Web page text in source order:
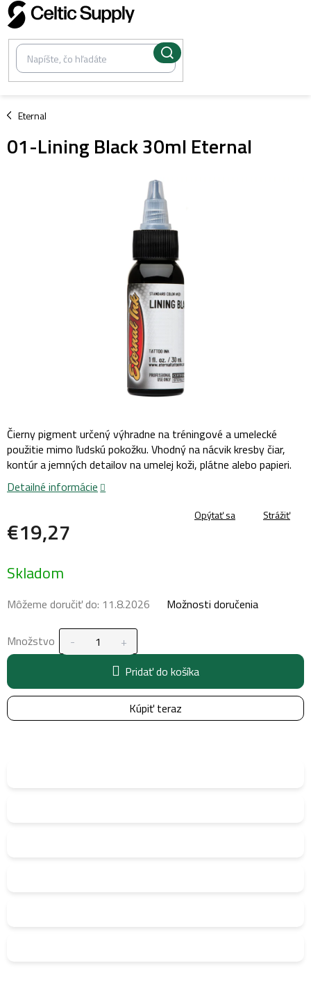
Prejsť
na
obsah
Eternal
/
01-Lining Black 30ml Eternal
€19,27
cena:
Skladom
Môžeme doručiť do: 11.8.2026 Možnosti doručenia
Množstvo
Pridať do košíka
Kúpiť teraz
Čierny pigment určený výhradne na tréningové a umelecké
použitie mimo ľudskú pokožku. Vhodný na nácvik kresby čiar,
kontúr a jemných detailov na umelej koži, plátne alebo papieri.
Detailné informácie
Opýtať sa Strážiť